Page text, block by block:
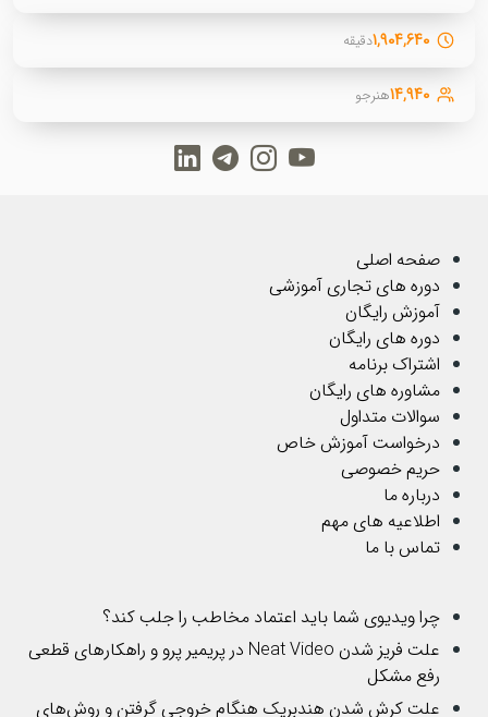
۱,۹۰۴,۶۴۰دقیقه
۱۴,۹۴۰هنرجو
صفحه اصلی
دوره های تجاری آموزشی
آموزش رایگان
دوره های رایگان
اشتراک برنامه
مشاوره های رایگان
سوالات متداول
درخواست آموزش خاص
حریم خصوصی
درباره ما
اطلاعیه های مهم
تماس با ما
چرا ویدیوی شما باید اعتماد مخاطب را جلب کند؟
علت فریز شدن Neat Video در پریمیر پرو و راهکارهای قطعی
رفع مشکل
علت کرش شدن هندبریک هنگام خروجی گرفتن و روش‌های